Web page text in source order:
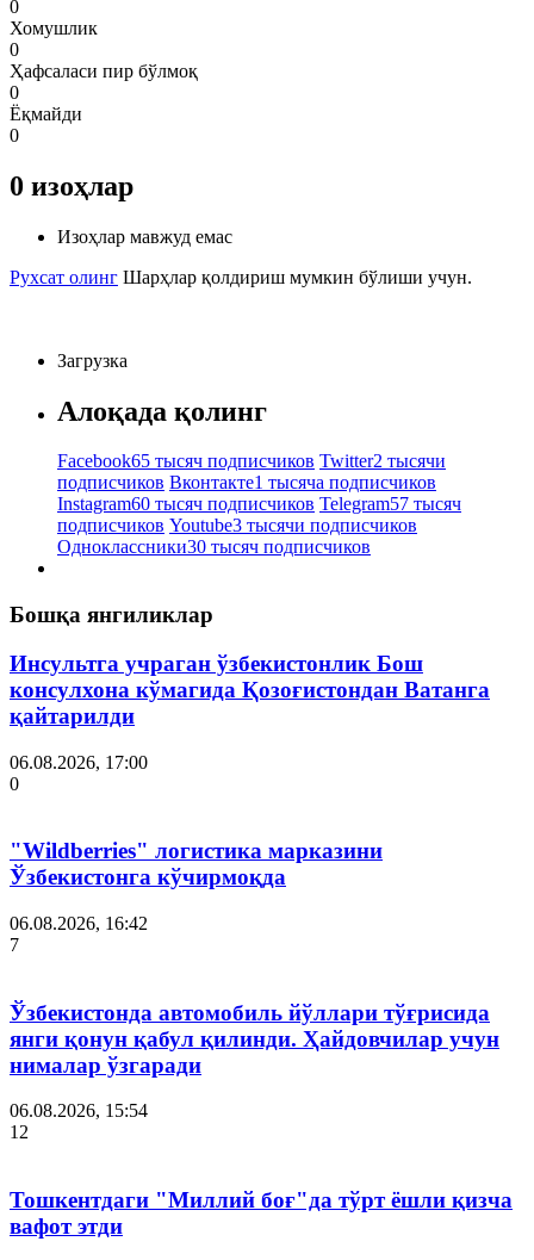
0
Хомушлик
0
Ҳафсаласи пир бўлмоқ
0
Ёқмайди
0
0 изоҳлар
Изоҳлар мавжуд емас
Рухсат олинг Шарҳлар қолдириш мумкин бўлиши учун.
Загрузка
Алоқада қолинг
Facebook65 тысяч подписчиков Twitter2 тысячи
подписчиков Вконтакте1 тысяча подписчиков
Instagram60 тысяч подписчиков Telegram57 тысяч
подписчиков Youtube3 тысячи подписчиков
Одноклассники30 тысяч подписчиков
Бошқа янгиликлар
Инсультга учраган ўзбекистонлик Бош
консулхона кўмагида Қозоғистондан Ватанга
қайтарилди
06.08.2026, 17:00
0
"Wildberries" логистика марказини
Ўзбекистонга кўчирмоқда
06.08.2026, 16:42
7
Ўзбекистонда автомобиль йўллари тўғрисида
янги қонун қабул қилинди. Ҳайдовчилар учун
нималар ўзгаради
06.08.2026, 15:54
12
Тошкентдаги "Миллий боғ"да тўрт ёшли қизча
вафот этди